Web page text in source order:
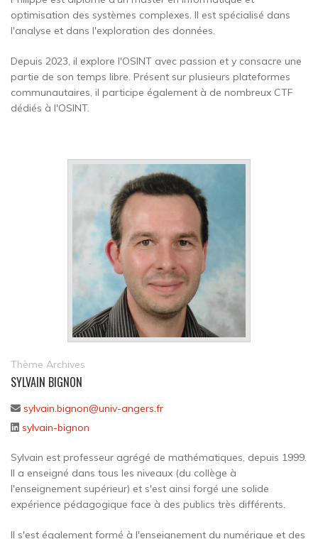
optimisation des systèmes complexes. Il est spécialisé dans
l'analyse et dans l'exploration des données.
Depuis 2023, il explore l'OSINT avec passion et y consacre une
partie de son temps libre. Présent sur plusieurs plateformes
communautaires, il participe également à de nombreux CTF
dédiés à l'OSINT.
Thème Archives
SYLVAIN BIGNON
sylvain.bignon@univ-angers.fr
sylvain-bignon
Sylvain est professeur agrégé de mathématiques, depuis 1999.
Il a enseigné dans tous les niveaux (du collège à
l'enseignement supérieur) et s'est ainsi forgé une solide
expérience pédagogique face à des publics très différents.
Il s'est également formé à l'enseignement du numérique et des